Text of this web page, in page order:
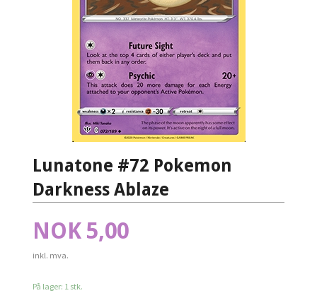
Lunatone #72 Pokemon
Darkness Ablaze
Pris
NOK 5,00
inkl. mva.
På lager: 1 stk.